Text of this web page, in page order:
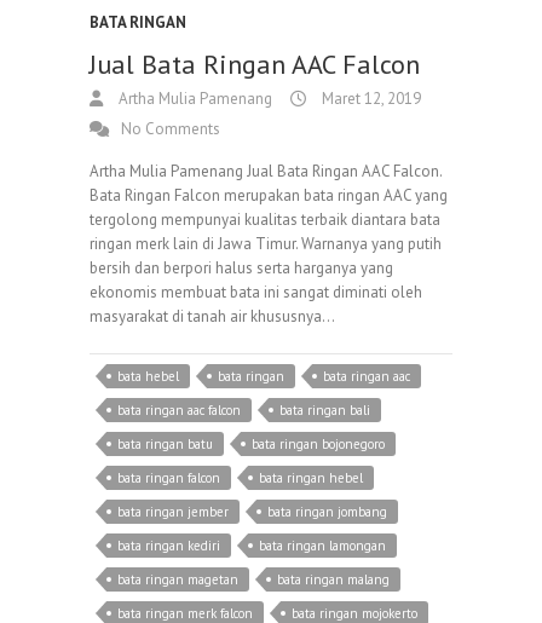
BATA RINGAN
Jual Bata Ringan AAC Falcon
Artha Mulia Pamenang
Maret 12, 2019
No Comments
Artha Mulia Pamenang Jual Bata Ringan AAC Falcon.
Bata Ringan Falcon merupakan bata ringan AAC yang
tergolong mempunyai kualitas terbaik diantara bata
ringan merk lain di Jawa Timur. Warnanya yang putih
bersih dan berpori halus serta harganya yang
ekonomis membuat bata ini sangat diminati oleh
masyarakat di tanah air khususnya…
bata hebel bata ringan
bata ringan aac
bata ringan aac falcon
bata ringan bali
bata ringan batu
bata ringan bojonegoro
bata ringan falcon
bata ringan hebel
bata ringan jember
bata ringan jombang
bata ringan kediri
bata ringan lamongan
bata ringan magetan
bata ringan malang
bata ringan merk falcon
bata ringan mojokerto